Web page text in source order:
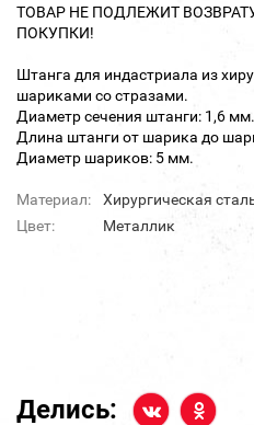
ТОВАР НЕ ПОДЛЕЖИТ
ПОКУПКИ!
Штанга для индастриала из
шариками со стразами.
Диаметр сечения штанги: 1,6 мм.
Длина штанги от шарика до
Диаметр шариков: 5 мм.
Материал:
Хирургическая
Цвет:
Металлик
Делись: